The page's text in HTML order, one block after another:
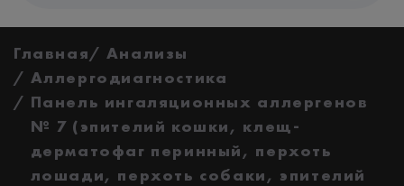
Главная
Анализы
Аллергодиагностика
Панель ингаляционных аллергенов
№ 7 (эпителий кошки, клещ-
дерматофаг перинный, перхоть
лошади, перхоть собаки, эпителий